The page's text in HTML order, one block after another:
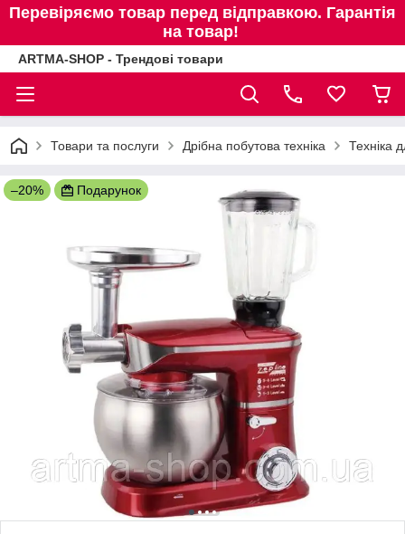
Перевіряємо товар перед відправкою. Гарантія
на товар!
ARTMA-SHOP - Трендові товари
Товари та послуги Дрібна побутова техніка Техніка
–20% Подарунок